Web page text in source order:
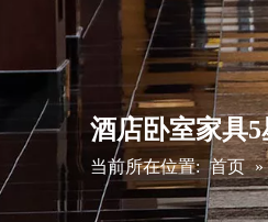
酒店卧室家具
当前所在位置: 首页 »